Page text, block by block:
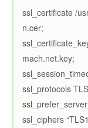
ssl_certificate /
n.cer;
mach.net.key;
ssl_protocols
ssl_ciphers